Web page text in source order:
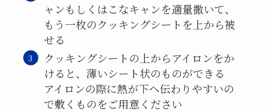
ャンもしくはこなキャンを適量撒いて、
もう一枚のクッキングシートを上から被
せる
クッキングシートの上からアイロンをか
けると、薄いシート状のものができる
アイロンの際に熱が下へ伝わりやすいの
で敷くものをご用意ください